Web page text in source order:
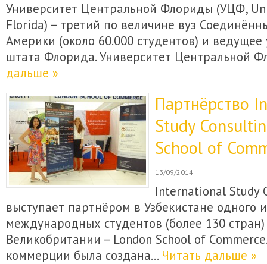
Университет Центральной Флориды (УЦФ,
Florida) – третий по величине вуз
Америки (около 60.000 студентов) и ведущее
штата Флорида. Университет Центральной
дальше »
Партнёрство
Study
School of
13/09/2014
International Study
выступает партнёром в Узбекистане одного
международных студентов (более 130 стран)
Великобритании – London School of
коммерции была создана… Читать дальше »